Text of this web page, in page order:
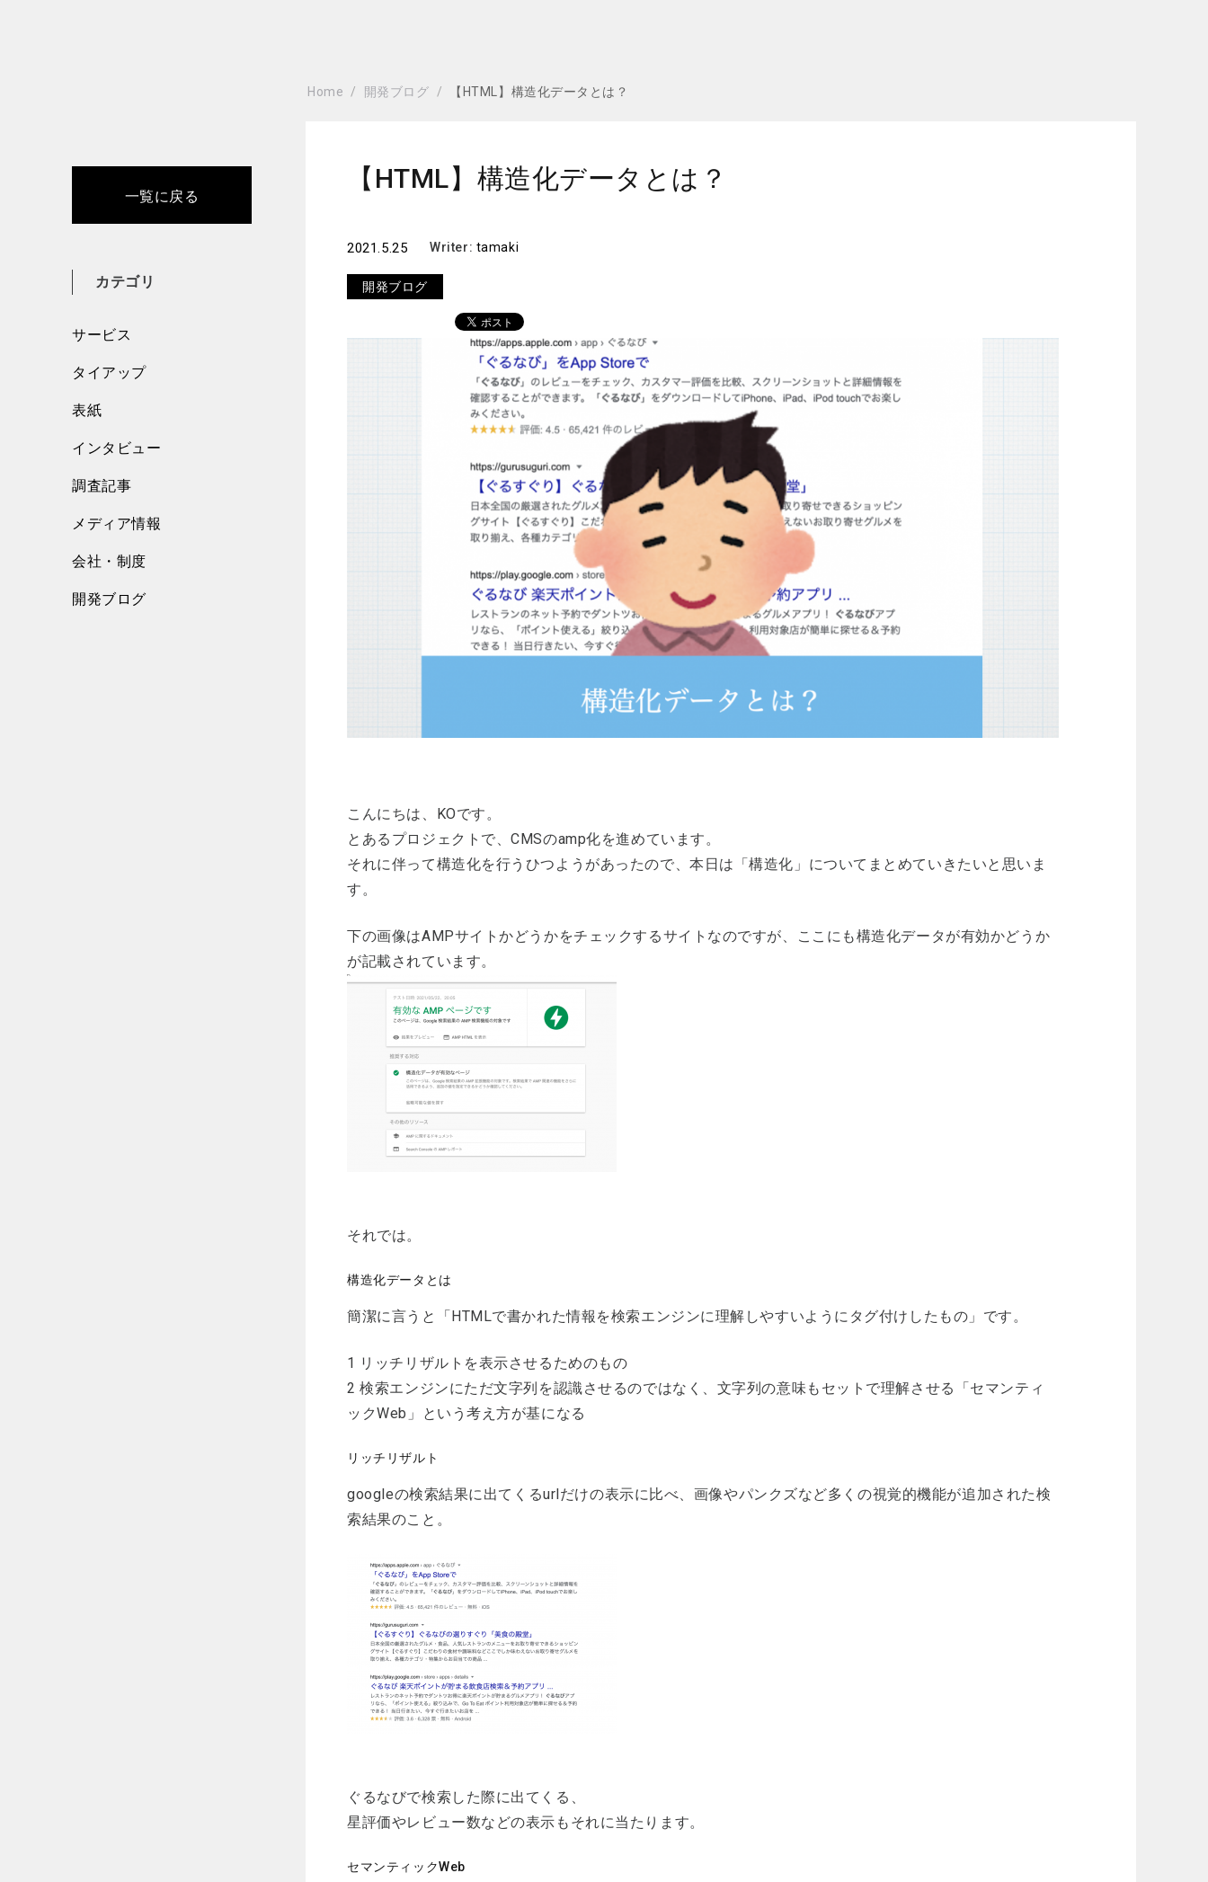
Home 開発ブログ 【HTML】構造化データとは？
一覧に戻る
カテゴリ
サービス
タイアップ
表紙
インタビュー
調査記事
メディア情報
会社・制度
開発ブログ
【HTML】構造化データとは？
2021.5.25 Writer: tamaki
開発ブログ
こんにちは、KOです。
とあるプロジェクトで、CMSのamp化を進めています。
それに伴って構造化を行うひつようがあったので、本日は「構造化」についてまとめていきたいと思いま
す。
下の画像はAMPサイトかどうかをチェックするサイトなのですが、ここにも構造化データが有効かどうか
が記載されています。
それでは。
構造化データとは
簡潔に言うと「HTMLで書かれた情報を検索エンジンに理解しやすいようにタグ付けしたもの」です。
1 リッチリザルトを表示させるためのもの
2 検索エンジンにただ文字列を認識させるのではなく、文字列の意味もセットで理解させる「セマンティ
ックWeb」という考え方が基になる
リッチリザルト
googleの検索結果に出てくるurlだけの表示に比べ、画像やパンクズなど多くの視覚的機能が追加された検
索結果のこと。
ぐるなびで検索した際に出てくる、
星評価やレビュー数などの表示もそれに当たります。
セマンティックWeb